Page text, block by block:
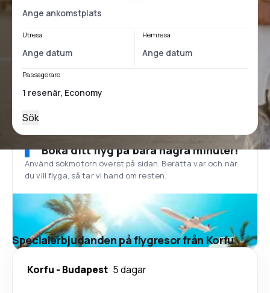
Utresa Hemresa
Passagerare
Sök
Boka ditt flyg på bara några minuter!
Använd sökmotorn överst på sidan. Berätta var och när
du vill flyga, så tar vi hand om resten.
Specialerbjudanden på flygresor från Korfu
Korfu - Budapest 5 dagar